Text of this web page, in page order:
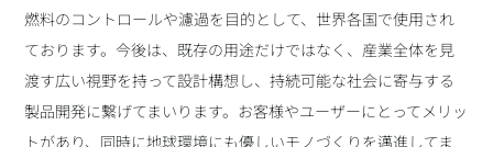
燃料のコントロールや濾過を目的として、世界各国で使用され
ております。今後は、既存の用途だけではなく、産業全体を見
渡す広い視野を持って設計構想し、持続可能な社会に寄与する
製品開発に繋げてまいります。お客様やユーザーにとってメリッ
トがあり、同時に地球環境にも優しいモノづくりを邁進してま